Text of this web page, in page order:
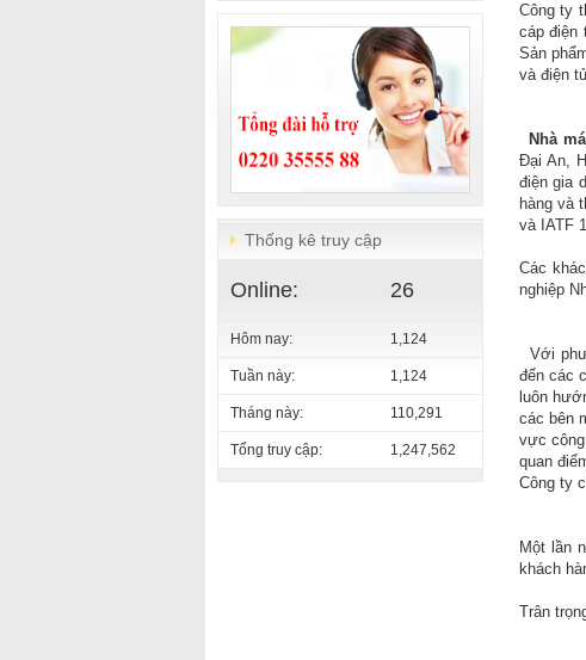
Công ty
cáp điện
Sản
và điện
Nhà
Đại An,
điện gia
hàng và
và IATF
Các
nghiệp
Với
đến các
luôn
các bên
vực
quan
Công ty
Một lần
khách
Trân
Thống kê truy cập
Online: 26
Hôm nay: 1,124
Tuần này: 1,124
Tháng này: 110,291
Tổng truy cập: 1,247,562